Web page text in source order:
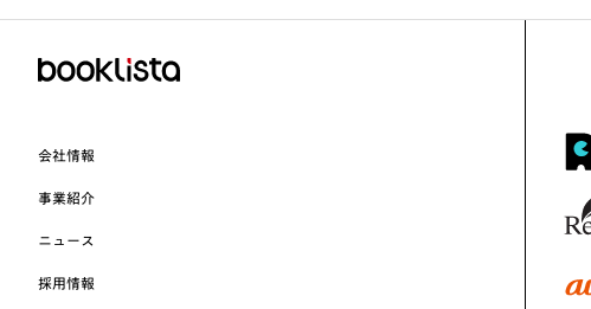
会社情報
事業紹介
ニュース
採用情報